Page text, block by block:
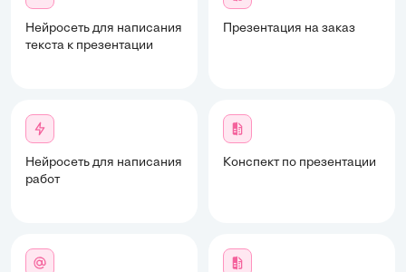
Нейросеть для написания
текста к презентации
Презентация на заказ
Нейросеть для написания
работ
Конспект по презентации